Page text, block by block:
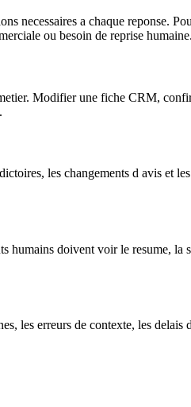
necessaires a chaque reponse.
ou besoin de reprise humaine.
Modifier une fiche CRM,
les changements d avis
humains doivent voir le resume,
les erreurs de contexte, les